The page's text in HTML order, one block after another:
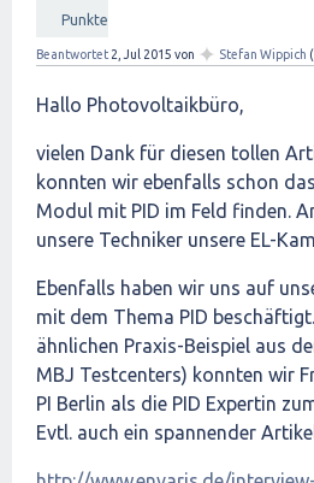
Punkte
Beantwortet 2, Jul 2015 von ✦ Stefan Wippich (
Hallo Photovoltaikbüro,
vielen Dank für diesen tollen
konnten wir ebenfalls schon
Modul mit PID im Feld finden.
unsere Techniker unsere EL-
Ebenfalls haben wir uns auf
mit dem Thema PID
ähnlichen Praxis-Beispiel aus
MBJ Testcenters) konnten wir
PI Berlin als die PID Expertin
Evtl. auch ein spannender